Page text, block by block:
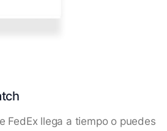
FedEx llega a tiempo o puedes